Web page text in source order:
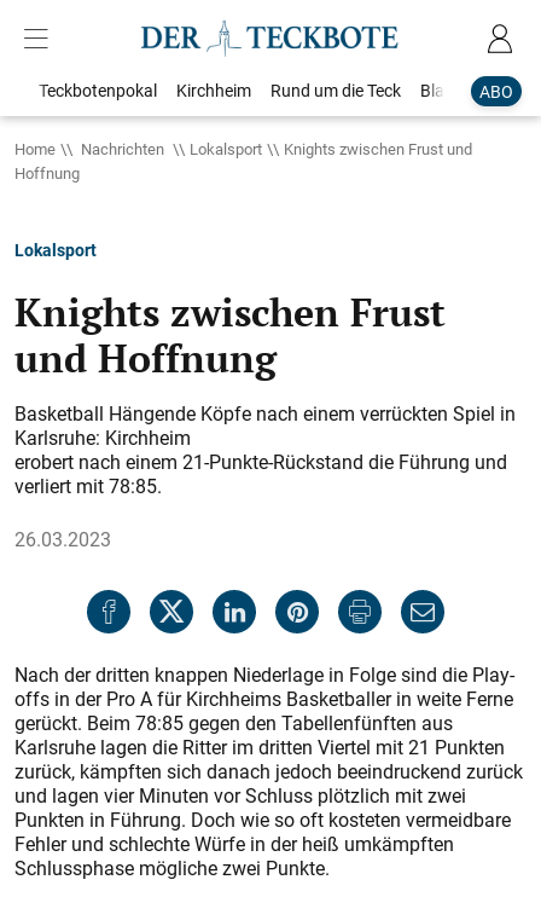
ABO
Teckbotenpokal Kirchheim Rund um die Teck Blaulicht
Home Nachrichten Lokalsport
Knights zwischen Frust und
Hoffnung
Lokalsport
Knights zwischen Frust
und Hoffnung
Basketball Hängende Köpfe nach einem verrückten Spiel in
Karlsruhe: Kirchheim
erobert nach einem 21-Punkte-Rückstand die Führung und
verliert mit 78:85.
26.03.2023
Nach der dritten knappen Niederlage in Folge sind die Play-
offs in der Pro A für Kirchheims Basketballer in weite Ferne
gerückt. Beim 78:85 gegen den Tabellenfünften aus
Karlsruhe lagen die Ritter im dritten Viertel mit 21 Punkten
zurück, kämpften sich danach jedoch beeindruckend zurück
und lagen vier Minuten vor Schluss plötzlich mit zwei
Punkten in Führung. Doch wie so oft kosteten vermeidbare
Fehler und schlechte Würfe in der heiß umkämpften
Schlussphase mögliche zwei Punkte.